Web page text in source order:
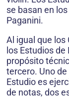
se basan en
Paganini.
Al igual que los
los Estudios de
propósito
tercero. Uno
Estudio es
de notas, dos